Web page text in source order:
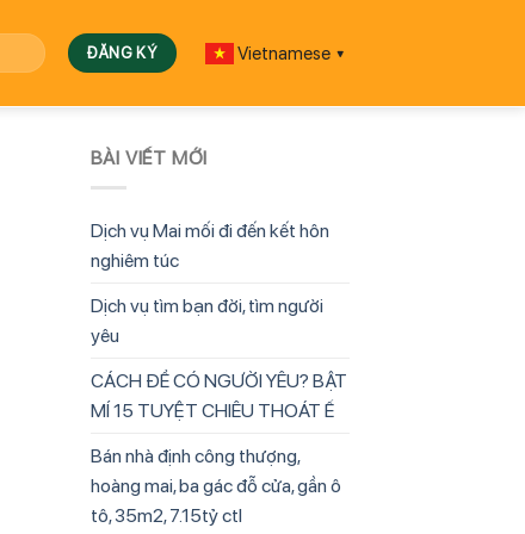
Vietnamese ▼
BÀI VIẾT MỚI
Dịch vụ Mai mối đi đến kết hôn
nghiêm túc
Dịch vụ tìm bạn đời, tìm người
yêu
CÁCH ĐỂ CÓ NGƯỜI YÊU? BẬT
MÍ 15 TUYỆT CHIÊU THOÁT Ế
Bán nhà định công thượng,
hoàng mai, ba gác đỗ cửa, gần ô
tô, 35m2, 7.15tỷ ctl